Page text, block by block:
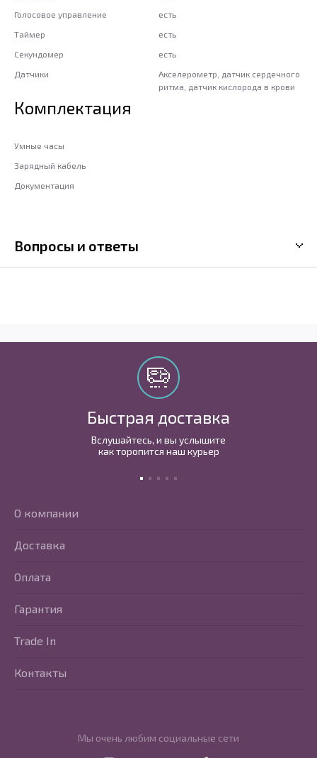
Голосовое управление
есть
Таймер
есть
Секундомер
есть
Датчики
Акселерометр, датчик сердечного
ритма, датчик кислорода в крови
Комплектация
Умные часы
Зарядный кабель
Документация
Вопросы и ответы
Быстрая доставка
Вслушайтесь, и вы услышите
как торопится наш курьер
Мы очень любим социальные сети
О компании
Доставка
Оплата
Гарантия
Trade In
Контакты